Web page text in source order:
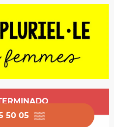
contacto
50 05 ▒▒